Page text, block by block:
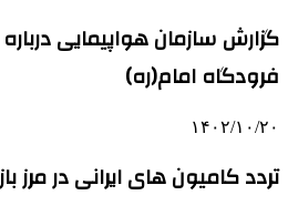
فرودگاه امام(ره)
۱۴۰۲/۱۰/۲۰
تردد کامیون های ایرانی در مرز